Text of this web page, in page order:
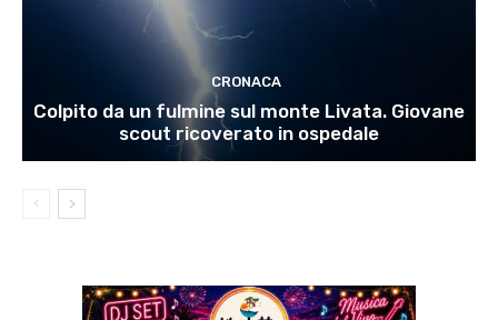
CRONACA
Colpito da un fulmine sul monte Livata. Giovane
scout ricoverato in ospedale